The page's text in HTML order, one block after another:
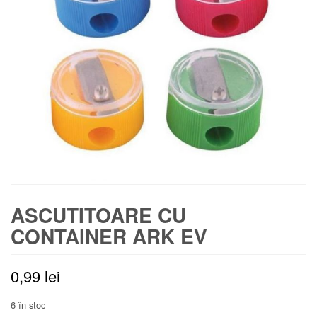
ASCUTITOARE CU
CONTAINER ARK EV
0,99 lei
6 în stoc